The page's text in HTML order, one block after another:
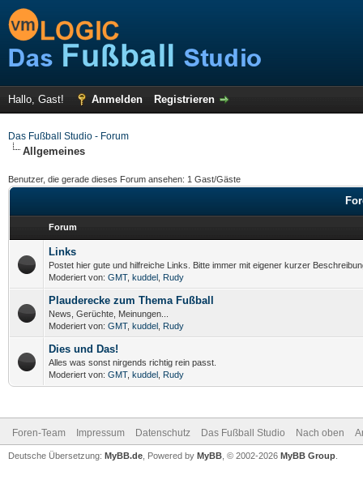
Hallo, Gast! Anmelden Registrieren
Das Fußball Studio - Forum
Allgemeines
Benutzer, die gerade dieses Forum ansehen: 1 Gast/Gäste
Forum
Links
Postet hier gute und hilfreiche Links. Bitte immer mit eigener kurzer
Moderiert von: GMT, kuddel Rudy
Plauderecke zum Thema Fußball
News, Gerüchte, Meinungen...
Moderiert von: GMT, kuddel Rudy
Dies und Das!
Alles was sonst nirgends richtig rein passt.
Moderiert von: GMT, kuddel Rudy
Foren-Team Impressum Datenschutz Das Fußball Studio Nach oben
Deutsche Übersetzung: MyBB.de , Powered by MyBB , © 2002-2026 MyBB Group